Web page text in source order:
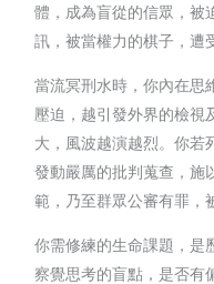
體，成為盲從的信眾，被
訊，被當權力的棋子，遭
當流冥刑水時，你內在思
壓迫，越引發外界的檢視
大，風波越演越烈。你若
發動嚴厲的批判蒐查，施
範，乃至群眾公審有罪，
你需修練的生命課題，是
察覺思考的盲點，是否有